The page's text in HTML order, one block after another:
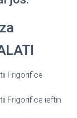
Frigorifice
Frigorifice ieftin